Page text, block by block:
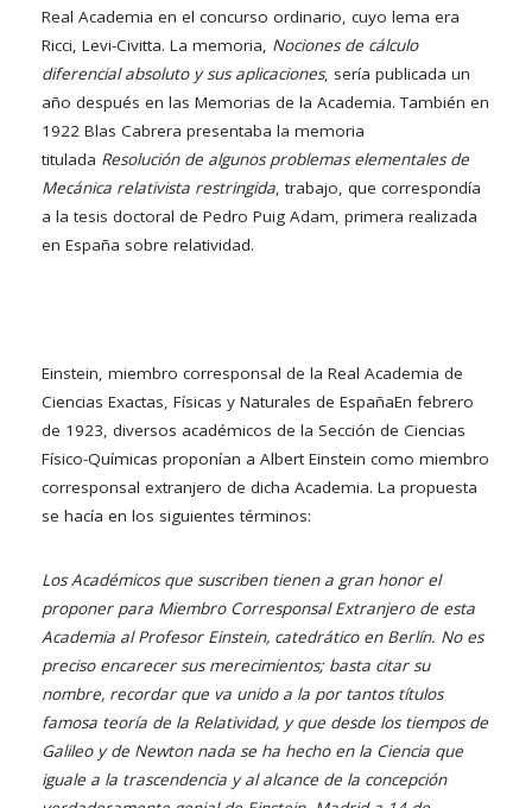
Real Academia en el concurso ordinario, cuyo lema era
Ricci, Levi-Civitta. La memoria, Nociones de cálculo
diferencial absoluto y sus aplicaciones, sería publicada un
año después en las Memorias de la Academia. También en
1922 Blas Cabrera presentaba la memoria
titulada Resolución de algunos problemas elementales de
Mecánica relativista restringida, trabajo, que correspondía
a la tesis doctoral de Pedro Puig Adam, primera realizada
en España sobre relatividad.
Einstein, miembro corresponsal de la Real Academia de
Ciencias Exactas, Físicas y Naturales de EspañaEn febrero
de 1923, diversos académicos de la Sección de Ciencias
Físico-Químicas proponían a Albert Einstein como miembro
corresponsal extranjero de dicha Academia. La propuesta
se hacía en los siguientes términos:
Los Académicos que suscriben tienen a gran honor el
proponer para Miembro Corresponsal Extranjero de esta
Academia al Profesor Einstein, catedrático en Berlín. No es
preciso encarecer sus merecimientos; basta citar su
nombre, recordar que va unido a la por tantos títulos
famosa teoría de la Relatividad, y que desde los tiempos de
Galileo y de Newton nada se ha hecho en la Ciencia que
iguale a la trascendencia y al alcance de la concepción